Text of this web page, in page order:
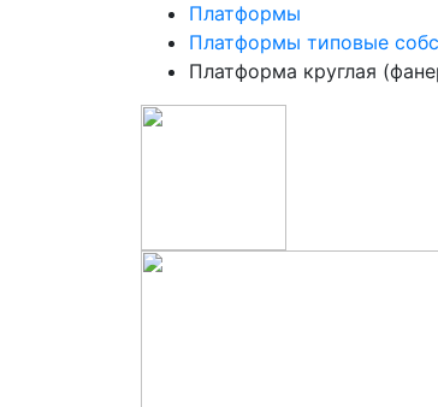
Платформы
Платформы типовые
Платформа круглая